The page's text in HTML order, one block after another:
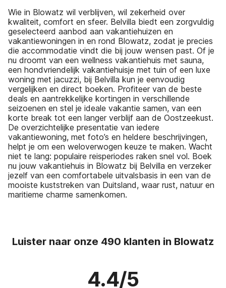
Wie in Blowatz wil verblijven, wil zekerheid over
kwaliteit, comfort en sfeer. Belvilla biedt een zorgvuldig
geselecteerd aanbod aan vakantiehuizen en
vakantiewoningen in en rond Blowatz, zodat je precies
die accommodatie vindt die bij jouw wensen past. Of je
nu droomt van een wellness vakantiehuis met sauna,
een hondvriendelijk vakantiehuisje met tuin of een luxe
woning met jacuzzi, bij Belvilla kun je eenvoudig
vergelijken en direct boeken. Profiteer van de beste
deals en aantrekkelijke kortingen in verschillende
seizoenen en stel je ideale vakantie samen, van een
korte break tot een langer verblijf aan de Oostzeekust.
De overzichtelijke presentatie van iedere
vakantiewoning, met foto’s en heldere beschrijvingen,
helpt je om een weloverwogen keuze te maken. Wacht
niet te lang: populaire reisperiodes raken snel vol. Boek
nu jouw vakantiehuis in Blowatz bij Belvilla en verzeker
jezelf van een comfortabele uitvalsbasis in een van de
mooiste kuststreken van Duitsland, waar rust, natuur en
maritieme charme samenkomen.
Luister naar onze 490 klanten in Blowatz
4.4/5